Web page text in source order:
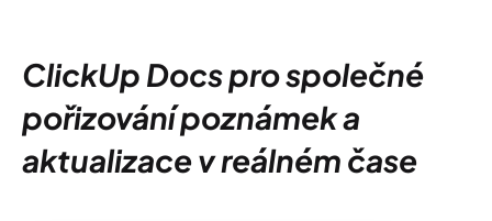
ClickUp Docs pro společné
pořizování poznámek a
aktualizace v reálném čase